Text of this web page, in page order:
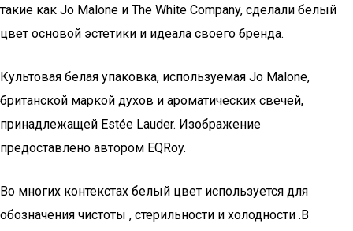
такие как Jo Malone и The White Company, сделали белый
цвет основой эстетики и идеала своего бренда.
Культовая белая упаковка, используемая Jo Malone,
британской маркой духов и ароматических свечей,
принадлежащей Estée Lauder. Изображение
предоставлено автором EQRoy.
Во многих контекстах белый цвет используется для
обозначения чистоты , стерильности и холодности .В